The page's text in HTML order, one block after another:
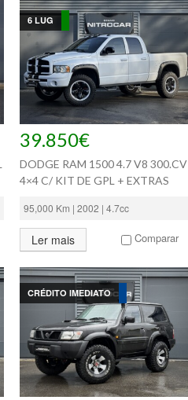
6 LUG
39.850€
DODGE RAM 1500 4.7 V8 300.CV
4×4 C/ KIT DE GPL + EXTRAS
95,000 Km | 2002 | 4.7cc
Ler mais Comparar
CRÉDITO IMEDIATO